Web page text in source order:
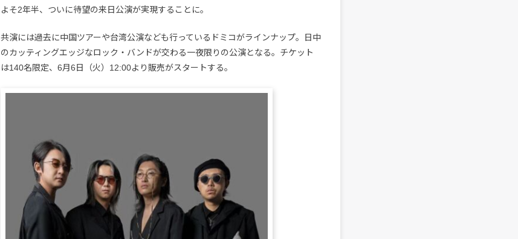
よそ2年半、ついに待望の来日公演が実現することに。
共演には過去に中国ツアーや台湾公演なども行っているドミコがラインナップ。日中
のカッティングエッジなロック・バンドが交わる一夜限りの公演となる。チケット
は140名限定、6月6日（火）12:00より販売がスタートする。